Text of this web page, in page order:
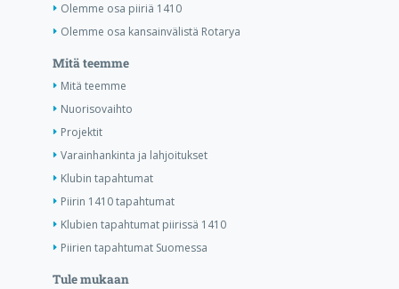
Olemme osa piiriä 1410
Olemme osa kansainvälistä Rotarya
Mitä teemme
Mitä teemme
Nuorisovaihto
Projektit
Varainhankinta ja lahjoitukset
Klubin tapahtumat
Piirin 1410 tapahtumat
Klubien tapahtumat piirissä 1410
Piirien tapahtumat Suomessa
Tule mukaan